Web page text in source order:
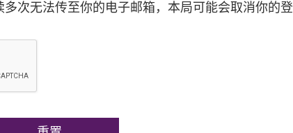
次无法传至你的电子邮箱，本局可能会取消你的登